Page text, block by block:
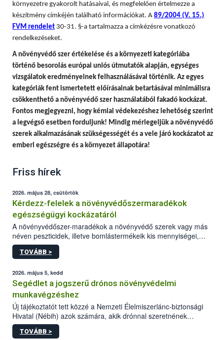
környezetre gyakorolt hatásaival, és megfelelően értelmezze a
készítmény címkéjén található információkat. A 89/2004 (V. 15.)
FVM rendelet 30-31. §-a tartalmazza a címkézésre vonatkozó
rendelkezéseket.
A növényvédő szer értékelése és a környezeti kategóriába
történő besorolás európai uniós útmutatók alapján, egységes
vizsgálatok eredményeinek felhasználásával történik. Az egyes
kategóriák fent ismertetett előírásainak betartásával minimálisra
csökkenthető a növényvédő szer használatából fakadó kockázat.
Fontos megjegyezni, hogy kémiai védekezéshez lehetőség szerint
a legvégső esetben forduljunk! Mindig mérlegeljük a növényvédő
szerek alkalmazásának szükségességét és a vele járó kockázatot az
emberi egészségre és a környezet állapotára!
Friss hírek
2026. május 28, csütörtök
Kérdezz-felelek a növényvédőszermaradékok
egészségügyi kockázatáról
A növényvédőszer-maradékok a növényvédő szerek vagy más
néven peszticidek, illetve bomlástermékeik kis mennyiségei,
melyek a terményekben vagy azok felületén a betakarítást,
szüretelést, illetve tárolást követően is megmaradhatnak. Az
mennyiségének esetenként a kezelt terményeken is jelen kell
lennie. Nem minden élelmiszer tartalmaz szermaradékot.
Azokban az élelmiszerekben is, melyekben kimutathatóak,
általában csak nagyon kis mennyiségben vannak jelen, így nem
jelenthetnek kockázatot a fogyasztó egészségére nézve.
TOVÁBB >
2026. május 5, kedd
Segédlet a jogszerű drónos növényvédelmi
munkavégzéshez
Új tájékoztatót tett közzé a Nemzeti Élelmiszerlánc-biztonsági
Hivatal (Nébih) azok számára, akik drónnal szeretnének
növényvédelmi vagy tápanyag-gazdálkodási tevékenységet
végezni Magyarországon. Az összefoglaló részletesen
TOVÁBB >